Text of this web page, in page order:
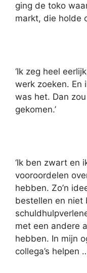
ging de toko
markt, die holde
‘Ik zeg heel
werk zoeken. En
was het. Dan
gekomen.’
‘Ik ben zwart en
vooroordelen
hebben. Zo’n
bestellen en niet
met een andere
hebben. In mijn
collega’s helpen